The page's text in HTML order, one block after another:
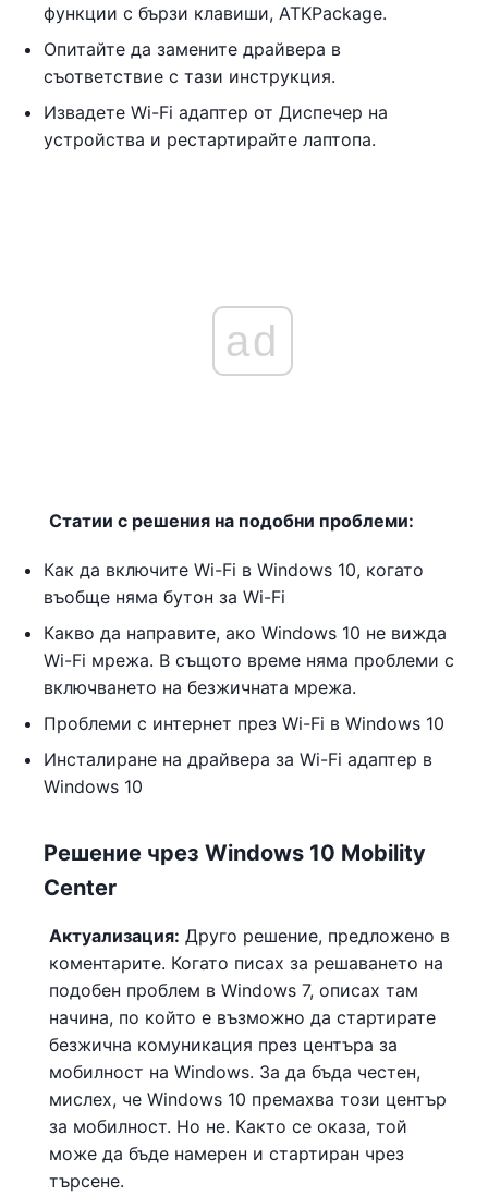
функции с бързи клавиши, ATKPackage.
Опитайте да замените драйвера в
съответствие с тази инструкция.
Извадете Wi-Fi адаптер от Диспечер на
устройства и рестартирайте лаптопа.
ad
Статии с решения на подобни проблеми:
Как да включите Wi-Fi в Windows 10, когато
въобще няма бутон за Wi-Fi
Какво да направите, ако Windows 10 не вижда
Wi-Fi мрежа. В същото време няма проблеми с
включването на безжичната мрежа.
Проблеми с интернет през Wi-Fi в Windows 10
Инсталиране на драйвера за Wi-Fi адаптер в
Windows 10
Решение чрез Windows 10 Mobility
Center
Актуализация: Друго решение, предложено в
коментарите. Когато писах за решаването на
подобен проблем в Windows 7, описах там
начина, по който е възможно да стартирате
безжична комуникация през центъра за
мобилност на Windows. За да бъда честен,
мислех, че Windows 10 премахва този център
за мобилност. Но не. Както се оказа, той
може да бъде намерен и стартиран чрез
търсене.